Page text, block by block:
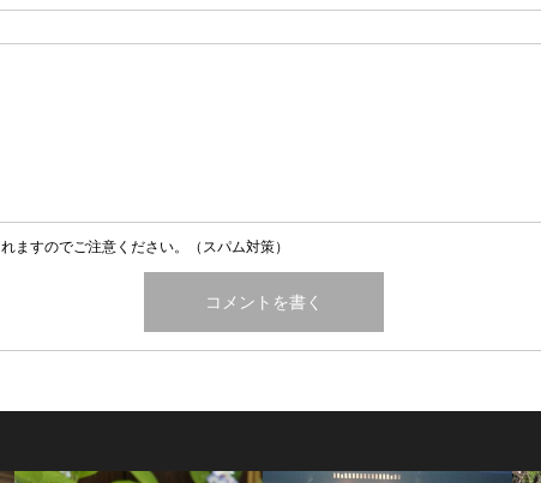
ますのでご注意ください。（スパム対策）